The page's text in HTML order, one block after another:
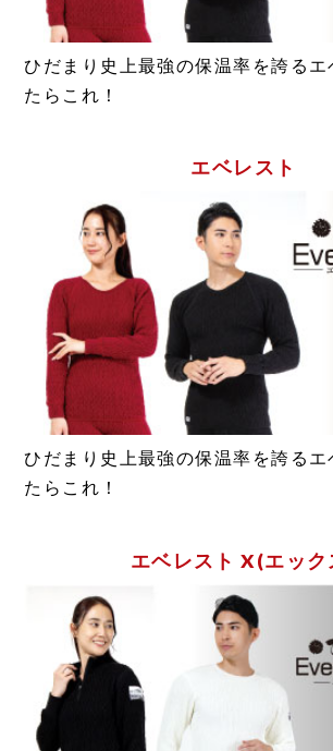
ひだまり史上最強の保温率を誇るエ
たらこれ！
エベレスト
ひだまり史上最強の保温率を誇るエ
たらこれ！
エベレスト X(エック